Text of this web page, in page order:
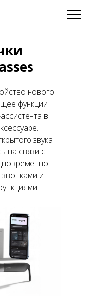
нового
функции
в
звука
на связи с
и